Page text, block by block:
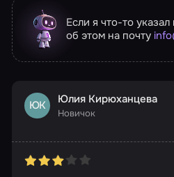
Если я что-то
об этом на почту
ЮК Юлия Кирюханцева
Новичок